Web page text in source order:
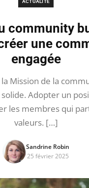
ACTUALITÉ
community
une
engagée
la Mission de la
Adopter un
les membres qui
valeurs. […]
Sandrine Robin
25 février 2025